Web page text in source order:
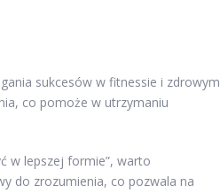
sukcesów w fitnessie i zdrowym
co pomoże w utrzymaniu
w lepszej formie”, warto
do zrozumienia, co pozwala na